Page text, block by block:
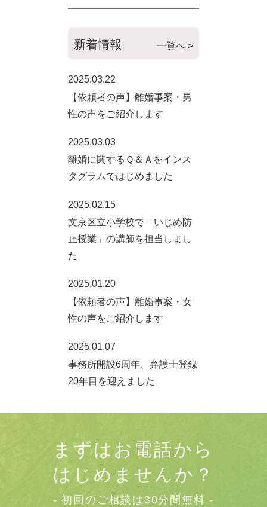
新着情報 一覧へ >
2025.03.22
【依頼者の声】離婚事案・男
性の声をご紹介します
2025.03.03
離婚に関するＱ＆Ａをインス
タグラムではじめました
2025.02.15
文京区立小学校で「いじめ防
止授業」の講師を担当しまし
た
2025.01.20
【依頼者の声】離婚事案・女
性の声をご紹介します
2025.01.07
事務所開設6周年、弁護士登録
20年目を迎えました
まずはお電話から
はじめませんか？
- 初回のご相談は30分間無料 -